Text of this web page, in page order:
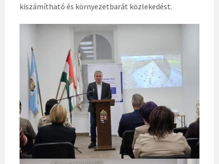
kiszámítható és környezetbarát közlekedést.